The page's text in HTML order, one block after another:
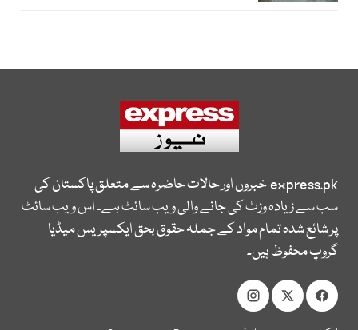
express.pkخبروں اور حالات حاضرہ سے متعلق پاکستان کی
سب سے زیادہ وزٹ کی جانے والی ویب سائٹ ہے۔ اس ویب سائٹ
پر شائع شدہ تمام مواد کے جملہ حقوق بحق ایکسپریس میڈیا
گروپ محفوظ ہیں۔